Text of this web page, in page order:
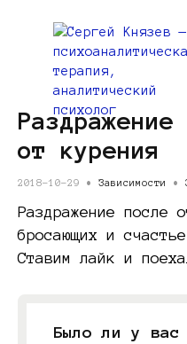
от курения
2018-10-29 • Зависимости •
Раздражение после
бросающих и
Ставим лайк и
Было ли у вас